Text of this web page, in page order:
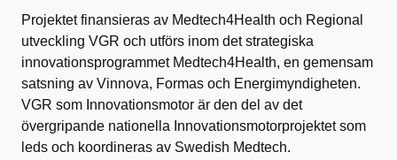
Projektet finansieras av Medtech4Health och Regional
utveckling VGR och utförs inom det strategiska
innovationsprogrammet Medtech4Health, en gemensam
satsning av Vinnova, Formas och Energimyndigheten.
VGR som Innovationsmotor är den del av det
övergripande nationella Innovationsmotorprojektet som
leds och koordineras av Swedish Medtech.